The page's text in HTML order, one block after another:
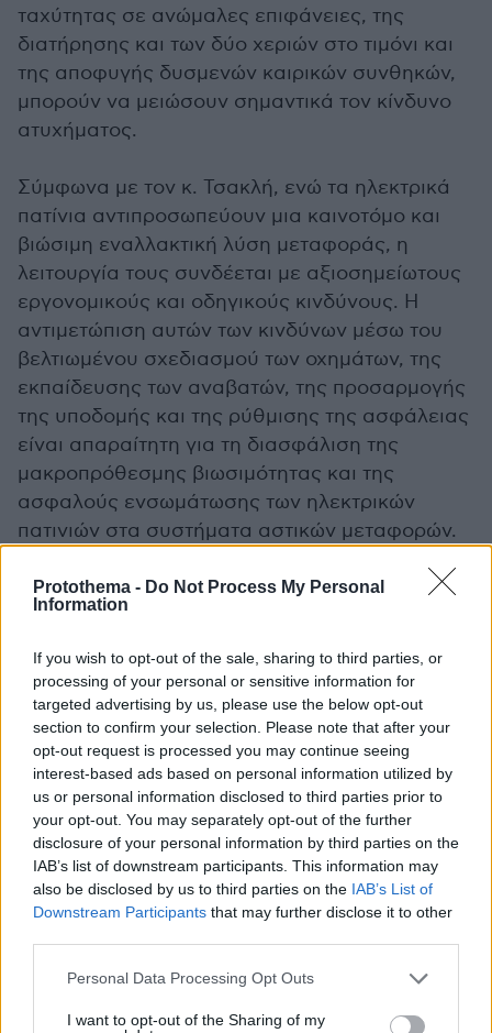
Protothema - Do Not Process My Personal
Information
If you wish to opt-out of the sale, sharing to third parties, or
processing of your personal or sensitive information for
targeted advertising by us, please use the below opt-out
section to confirm your selection. Please note that after your
opt-out request is processed you may continue seeing
interest-based ads based on personal information utilized by
us or personal information disclosed to third parties prior to
your opt-out. You may separately opt-out of the further
disclosure of your personal information by third parties on the
IAB’s list of downstream participants. This information may
also be disclosed by us to third parties on the IAB’s List of
Downstream Participants that may further disclose it to other
Please note that this website/app uses one or more Google
not limited to your visit or usage behaviour. You may click to
Personal Data Processing Opt Outs
I want to opt-out of the Sharing of my
ταχύτητας σε ανώμαλες επιφάνειες, της
διατήρησης και των δύο χεριών στο τιμόνι και
της αποφυγής δυσμενών καιρικών συνθηκών,
μπορούν να μειώσουν σημαντικά τον κίνδυνο
ατυχήματος.
Σύμφωνα με τον κ. Τσακλή, ενώ τα ηλεκτρικά
πατίνια αντιπροσωπεύουν μια καινοτόμο και
βιώσιμη εναλλακτική λύση μεταφοράς, η
λειτουργία τους συνδέεται με αξιοσημείωτους
εργονομικούς και οδηγικούς κινδύνους. Η
αντιμετώπιση αυτών των κινδύνων μέσω του
βελτιωμένου σχεδιασμού των οχημάτων, της
εκπαίδευσης των αναβατών, της προσαρμογής
της υποδομής και της ρύθμισης της ασφάλειας
είναι απαραίτητη για τη διασφάλιση της
μακροπρόθεσμης βιωσιμότητας και της
ασφαλούς ενσωμάτωσης των ηλεκτρικών
πατινιών στα συστήματα αστικών μεταφορών.
Thema Insights
Ακολουθήστε το
Δείτε όλες τις τελευταίεςΕιδήσεις από την Ελλάδα
και τον Κόσμο, τη στιγμή που συμβαίνουν, στο
Protothema.gr